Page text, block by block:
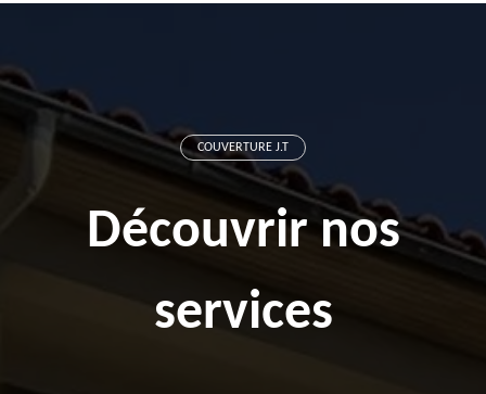
COUVERTURE J.T
Découvrir nos
services